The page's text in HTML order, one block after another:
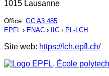
1015 Lausanne
Office: GC A3 485
EPFL › ENAC › IIC › PL-LCH
Site web: https://lch.epfl.ch/